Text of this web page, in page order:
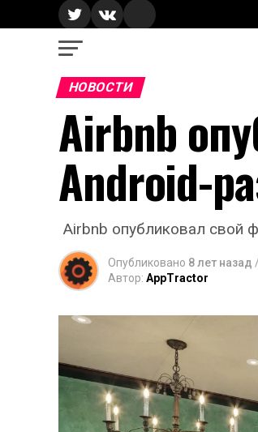
НОВОСТИ
Airbnb
Android-
Airbnb опубликовал свой
Опубликовано 8 лет назад /
Автор: AppTractor